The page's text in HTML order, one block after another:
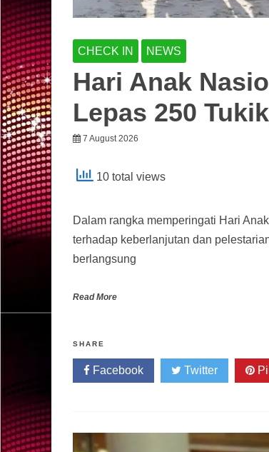
CHECK IN NEWS
Hari Anak
Lepas 250
7 August 2026
10 total views
Dalam rangka memperingati Hari
terhadap keberlanjutan dan
berlangsung
Read More
SHARE
Facebook Twitter